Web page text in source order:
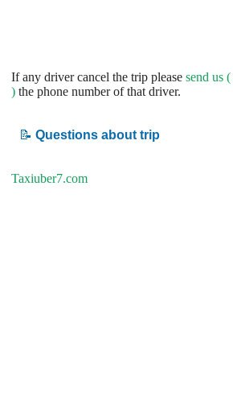
If any driver cancel the trip please send us (
) the phone number of that driver.
📝 Questions about trip
Taxiuber7.com